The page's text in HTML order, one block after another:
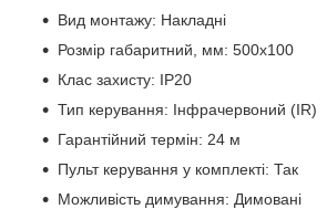
Вид монтажу: Накладні
Розмір габаритний, мм: 500x100
Клас захисту: IP20
Тип керування: Інфрачервоний (IR)
Гарантійний термін: 24 м
Пульт керування у комплекті: Так
Можливість димування: Димовані